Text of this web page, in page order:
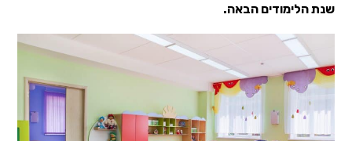
שנת הלימודים הבאה.